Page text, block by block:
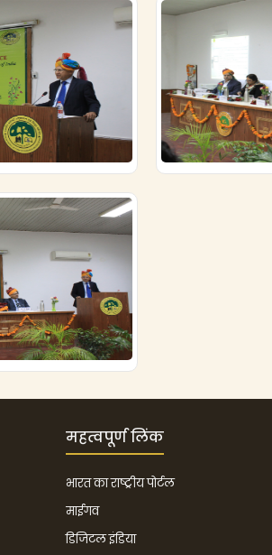
महत्वपूर्ण लिंक
भारत का राष्ट्रीय पोर्टल
माईगव
डिजिटल इंडिया